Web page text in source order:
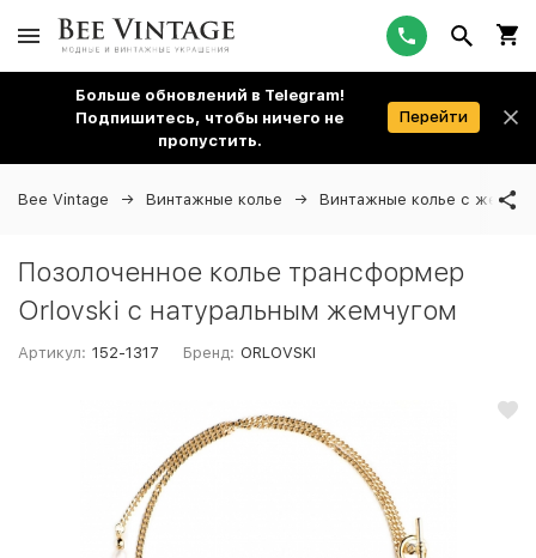
Больше обновлений в Telegram!
Подпишитесь, чтобы ничего не
пропустить.
Перейти
Bee Vintage Винтажные колье Винтажные колье с
Позолоченное колье трансформер
Orlovski с натуральным жемчугом
Артикул: 152-1317 Бренд: ORLOVSKI